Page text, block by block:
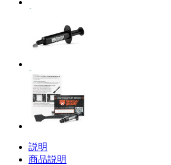
説明
商品説明